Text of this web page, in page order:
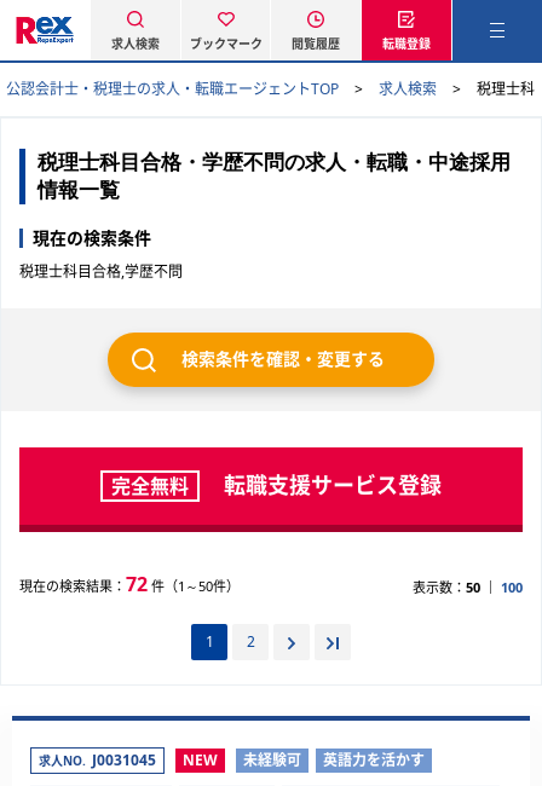
求人検索 ブックマーク 閲覧履歴 転職登録
公認会計士・税理士の求人・転職エージェントTOP 求人検索 税理士科
税理士科目合格・学歴不問の求人・転職・中途採用
情報一覧
現在の検索条件
税理士科目合格,学歴不問
検索条件を確認・変更する
完全無料 転職支援サービス登録
現在の検索結果： 72 件（1～50件） 表示数： 50 100
1 2
求人NO. J0031045 NEW 未経験可
英語力を活かす